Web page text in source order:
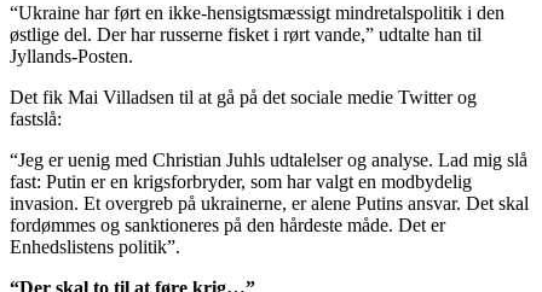
“Ukraine har ført en ikke-hensigtsmæssigt mindretalspolitik i den
østlige del. Der har russerne fisket i rørt vande,” udtalte han til
Jyllands-Posten.
Det fik Mai Villadsen til at gå på det sociale medie Twitter og
fastslå:
“Jeg er uenig med Christian Juhls udtalelser og analyse. Lad mig slå
fast: Putin er en krigsforbryder, som har valgt en modbydelig
invasion. Et overgreb på ukrainerne, er alene Putins ansvar. Det skal
fordømmes og sanktioneres på den hårdeste måde. Det er
Enhedslistens politik”.
“Der skal to til at føre krig…”